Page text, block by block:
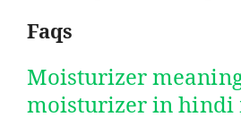
Faqs
Moisturizer
moisturizer in hindi